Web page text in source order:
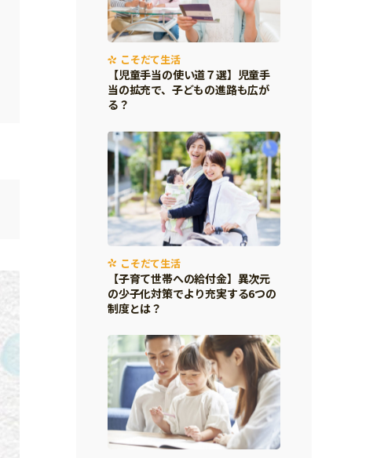
こそだて生活
【児童手当の使い道７選】児童手
当の拡充で、子どもの進路も広が
る？
こそだて生活
【子育て世帯への給付金】異次元
の少子化対策でより充実する6つの
制度とは？